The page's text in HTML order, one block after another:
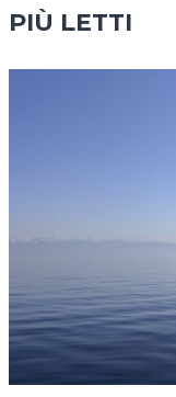
PIÙ LETTI